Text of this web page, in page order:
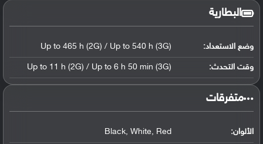
البطارية
وضع الاستعداد: Up to 465 h (2G) / Up to 540 h (3G)
وقت التحدث: Up to 11 h (2G) / Up to 6 h 50 min (3G)
‏متفرقات‏
الألوان: Black, White, Red